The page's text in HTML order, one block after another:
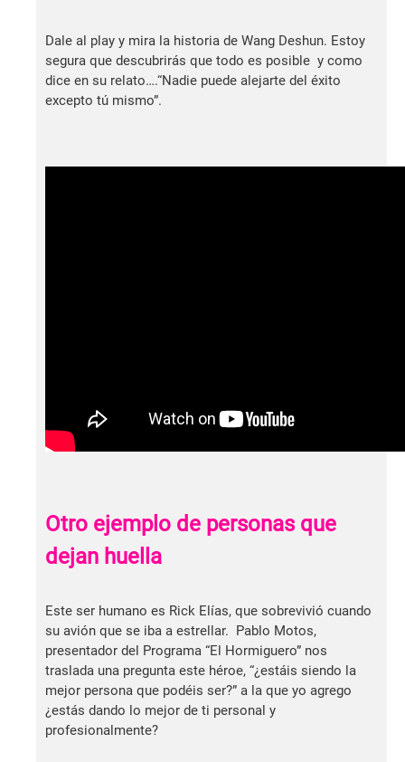
Dale al play y mira la historia de Wang Deshun. Estoy
segura que descubrirás que todo es posible y como
dice en su relato….“Nadie puede alejarte del éxito
excepto tú mismo”.
Otro ejemplo de personas que
dejan huella
Este ser humano es Rick Elías, que sobrevivió cuando
su avión que se iba a estrellar. Pablo Motos,
presentador del Programa “El Hormiguero” nos
traslada una pregunta este héroe, “¿estáis siendo la
mejor persona que podéis ser?” a la que yo agrego
¿estás dando lo mejor de ti personal y
profesionalmente?